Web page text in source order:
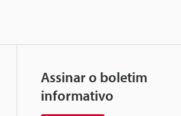
Assinar o boletim
informativo